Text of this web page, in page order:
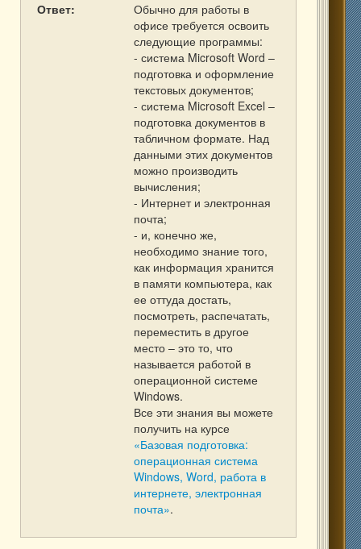
Ответ:
Обычно для работы в
офисе требуется освоить
следующие программы:
- система Microsoft Word –
подготовка и оформление
текстовых документов;
- система Microsoft Excel –
подготовка документов в
табличном формате. Над
данными этих документов
можно производить
вычисления;
- Интернет и электронная
почта;
- и, конечно же,
необходимо знание того,
как информация хранится
в памяти компьютера, как
ее оттуда достать,
посмотреть, распечатать,
переместить в другое
место – это то, что
называется работой в
операционной системе
Windows.
Все эти знания вы можете
получить на курсе
«Базовая подготовка:
операционная система
Windows, Word, работа в
интернете, электронная
почта».